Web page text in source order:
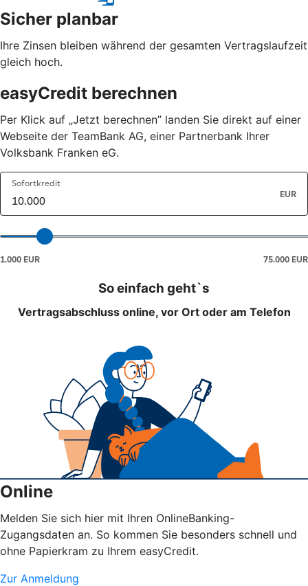
Sicher planbar
Ihre Zinsen bleiben während der gesamten Vertragslaufzeit
gleich hoch.
easyCredit berechnen
Per Klick auf „Jetzt berechnen” landen Sie direkt auf einer
Webseite der TeamBank AG, einer Partnerbank Ihrer
Volksbank Franken eG.
So einfach geht`s
Vertragsabschluss online, vor Ort oder am Telefon
Online
Melden Sie sich hier mit Ihren OnlineBanking-
Zugangsdaten an. So kommen Sie besonders schnell und
ohne Papierkram zu Ihrem easyCredit.
Zur Anmeldung